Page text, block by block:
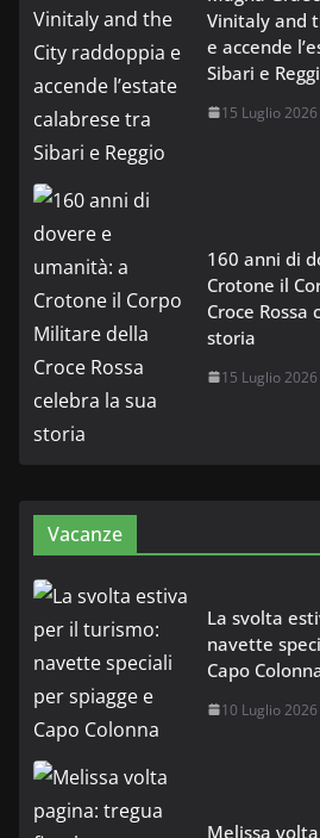
Vinitaly and
e accende
Sibari e
15 Luglio 2026
160 anni di
Crotone il
Croce Rossa
storia
15 Luglio 2026
Vacanze
La svolta
navette
Capo
10 Luglio 2026
Melissa